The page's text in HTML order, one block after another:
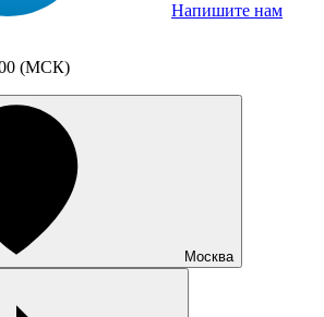
Напишите нам
(МСК)
Москва